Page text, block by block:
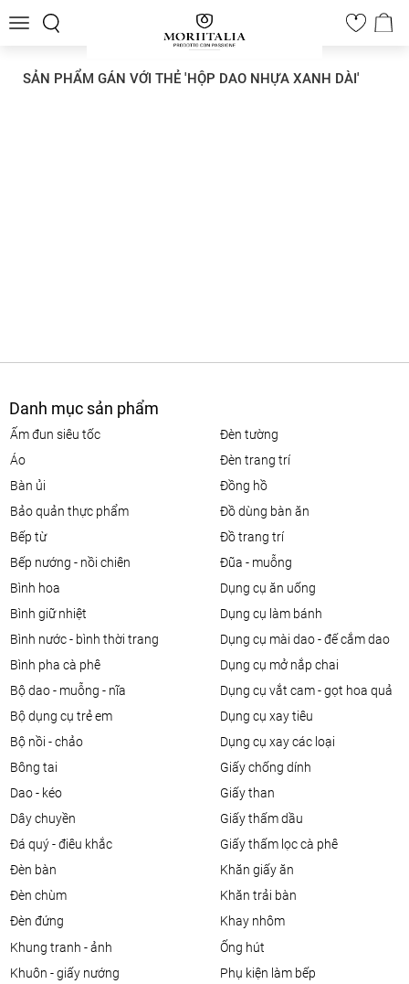
Toggle
0
SẢN PHẨM GÁN VỚI THẺ 'HỘP DAO NHỰA XANH DÀI'
Danh mục sản phẩm
ấm đun siêu tốc
áo
bàn ủi
bảo quản thực phẩm
bếp từ
bếp nướng - nồi chiên
bình hoa
bình giữ nhiệt
bình nước - bình thời trang
bình pha cà phê
bộ dao - muỗng - nĩa
bộ dụng cụ trẻ em
bộ nồi - chảo
bông tai
dao - kéo
dây chuyền
đá quý - điêu khắc
đèn bàn
đèn chùm
đèn đứng
đèn tường
đèn trang trí
đồng hồ
đồ dùng bàn ăn
đồ trang trí
đũa - muỗng
dụng cụ ăn uống
dụng cụ làm bánh
dụng cụ mài dao - đế cắm dao
dụng cụ mở nắp chai
dụng cụ vắt cam - gọt hoa quả
dụng cụ xay tiêu
dụng cụ xay các loại
giấy chống dính
giấy than
giấy thấm dầu
giấy thấm lọc cà phê
khăn giấy ăn
khăn trải bàn
khay nhôm
khung tranh - ảnh
khuôn - giấy nướng
ống hút
phụ kiện làm bếp